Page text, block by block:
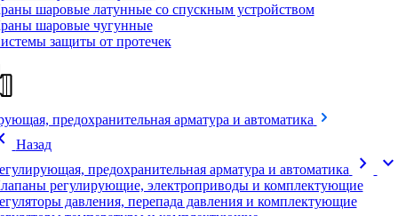
шаровые латунные со спускным устройством
шаровые чугунные
защиты от протечек
предохранительная арматура и автоматика
Назад
предохранительная арматура и автоматика
chevron_right expand_more
регулирующие, электроприводы и комплектующие
давления, перепада давления и комплектующие